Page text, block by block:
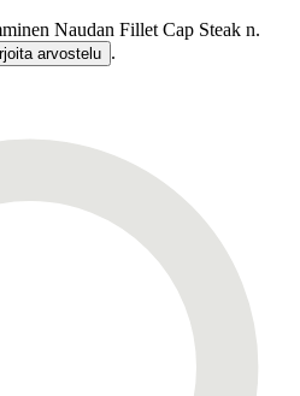
Naudan Fillet Cap Steak n.
arvostelu .